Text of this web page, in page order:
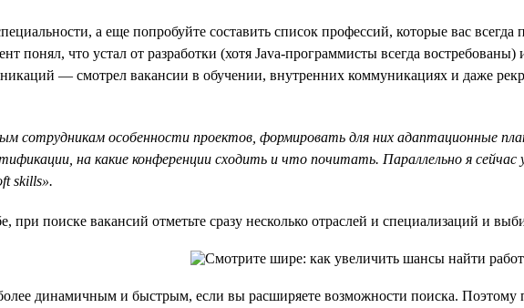
а еще попробуйте составить список профессий, которые вас
понял, что устал от разработки (хотя Java-программисты всегда
— смотрел вакансии в обучении, внутренних коммуникациях и даже
сотрудникам особенности проектов, формировать для них адаптационные
на какие конференции сходить и что почитать. Параллельно я
skills».
при поиске вакансий отметьте сразу несколько отраслей и специализаций и
динамичным и быстрым, если вы расширяете возможности поиска. Поэтому